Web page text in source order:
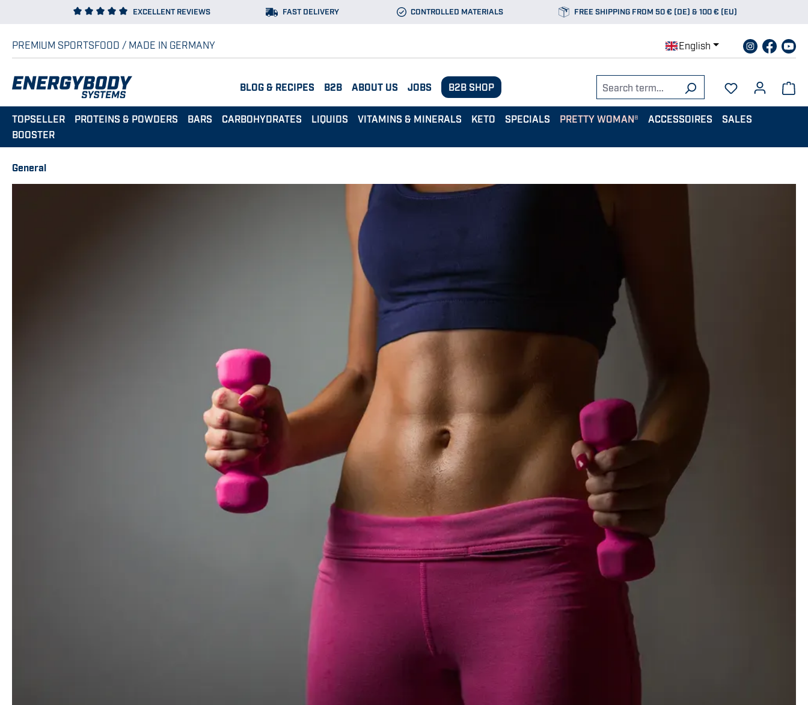
to main content
Skip to main navigation EXCELLENT REVIEWS FAST DELIVERY CONTROLLED MATERIALS FREE SHIPPING FROM 50 € (DE) & 100 € (EU)
PREMIUM SPORTSFOOD / MADE IN GERMANY English
BLOG & RECIPES B2B ABOUT US JOBS B2B SHOP
TOPSELLER PROTEINS & POWDERS BARS CARBOHYDRATES LIQUIDS VITAMINS & MINERALS KETO SPECIALS PRETTY WOMAN® ACCESSOIRES
SALES
BOOSTER
General